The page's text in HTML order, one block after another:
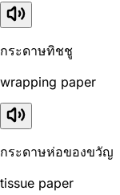
กระดาษทิชชู
wrapping paper
กระดาษห่อของขวัญ
tissue paper